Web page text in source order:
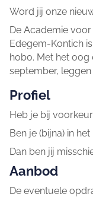
Word jij onze
De Academie
Edegem-Kontich
hobo. Met het
september,
Profiel
Heb je bij
Ben je (bijna) in
Dan ben jij
Aanbod
De eventuele